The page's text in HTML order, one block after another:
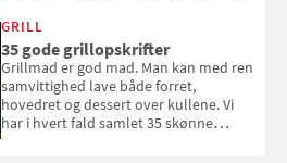
med i Samvirkes skønne vinquiz, hvor
du kan vinde 6 flasker vin fra Viña
Esmeralda. Konkurrencen slutter 1.
september 2026.
GRILL
35 gode grillopskrifter
Grillmad er god mad. Man kan med ren
samvittighed lave både forret,
hovedret og dessert over kullene. Vi
har i hvert fald samlet 35 skønne